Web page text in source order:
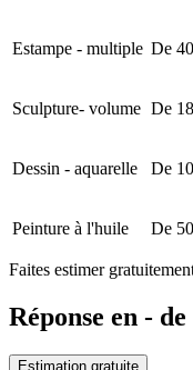
Estampe - multiple De
Sculpture- volume De
Dessin - aquarelle De
Peinture à l'huile De
Faites estimer
Réponse en - de
Estimation gratuite